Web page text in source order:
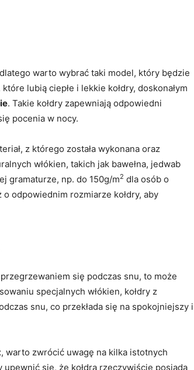
warto wybrać taki ⁣model,⁤ który będzie
lubią ciepłe i⁤ lekkie​ kołdry, doskonałym
. ​Takie kołdry zapewniają odpowiedni
pocenia ⁢w ‌nocy.
⁤z którego została wykonana oraz
​włókien, takich jak bawełna, jedwab​
gramaturze, np. do‌ 150g/m2 dla osób o‌
odpowiednim ‌rozmiarze kołdry, aby
⁤się⁤ podczas snu,⁣ to może⁣
specjalnych włókien, kołdry z​
snu, co przekłada ⁣się na spokojniejszy ⁣i
warto⁢ zwrócić uwagę na‍ kilka istotnych
upewnić się, że kołdra rzeczywiście posiada